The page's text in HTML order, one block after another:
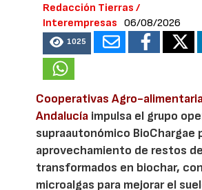
Redacción Tierras /
Interempresas
06/08/2026
1025
Cooperativas Agro-
Andalucía impulsa el grupo
supraautonómico BioChargae
aprovechamiento de restos
transformados en biochar,
microalgas para mejorar el